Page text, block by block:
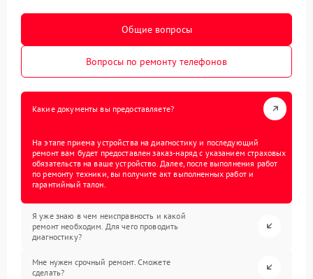
Общие вопросы
Вопросы по ремонту телефонов
Какие документы вы предоставляете?
На этапе приема устройства на диагностику и последующий
ремонт вам будет предоставлен заказ-наряд с указанием страховых
обязательств на ваше устройство. Далее, после выполнения работ
по ремонту техники, вы получите акт выполненных работ и
гарантийный талон.
Я уже знаю в чем неисправность и какой
ремонт необходим. Для чего проводить
диагностику?
Мне нужен срочный ремонт. Сможете
сделать?